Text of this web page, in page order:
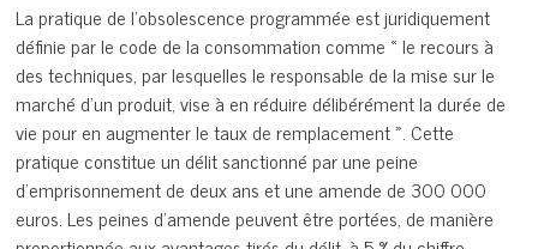
La pratique de l’obsolescence programmée est juridiquement
définie par le code de la consommation comme « le recours à
des techniques, par lesquelles le responsable de la mise sur le
marché d’un produit, vise à en réduire délibérément la durée de
vie pour en augmenter le taux de remplacement ». Cette
pratique constitue un délit sanctionné par une peine
d’emprisonnement de deux ans et une amende de 300 000
euros. Les peines d’amende peuvent être portées, de manière